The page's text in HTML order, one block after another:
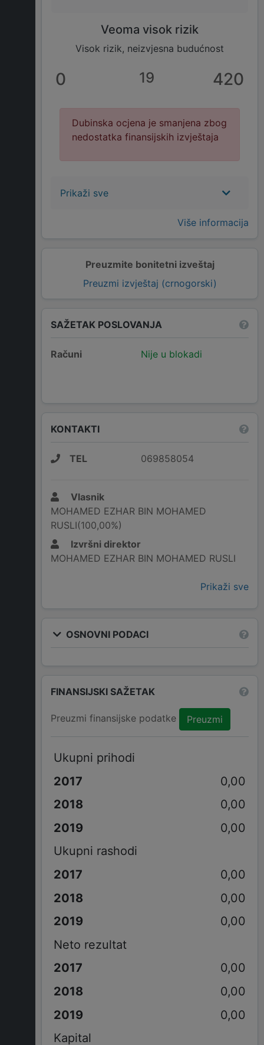
Preuzmite bonitetni izveštaj
Preuzmi izvještaj (crnogorski)
Veoma visok rizik
Visok rizik, neizvjesna budućnost
0 19 420
Dubinska ocjena je smanjena zbog
nedostatka finansijskih izvještaja
Prikaži sve
Više informacija
SAŽETAK POSLOVANJA
Računi Nije u blokadi
KONTAKTI
TEL 069858054
Vlasnik
MOHAMED EZHAR BIN MOHAMED
RUSLI(100,00%)
Izvršni direktor
MOHAMED EZHAR BIN MOHAMED RUSLI
Prikaži sve
OSNOVNI PODACI
FINANSIJSKI SAŽETAK
Preuzmi finansijske podatke Preuzmi
Ukupni prihodi
0,00
0,00
0,00
Ukupni rashodi
0,00
0,00
0,00
Neto rezultat
0,00
0,00
0,00
Kapital